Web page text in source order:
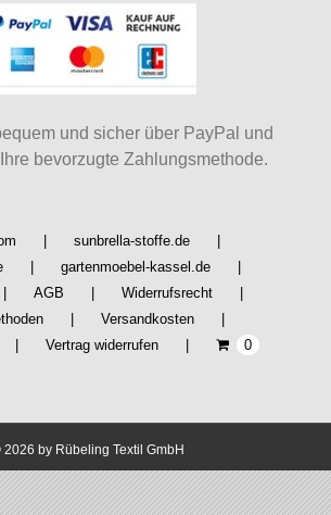
und sicher über PayPal und
bevorzugte Zahlungsmethode.
sunbrella-stoffe.de
gartenmoebel-kassel.de
AGB
Widerrufsrecht
Versandkosten
Vertrag widerrufen 0
2026 by Rübeling Textil GmbH